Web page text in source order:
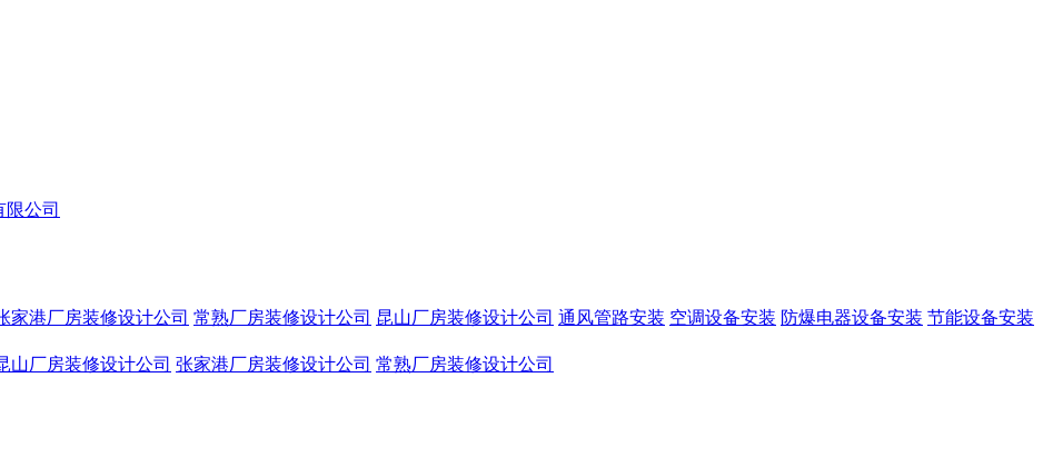
家港厂房装修设计公司 常熟厂房装修设计公司 昆山厂房装修设计公司 通风管路安装 空调设备安装 防爆电器设备安装 节能设备安装
山厂房装修设计公司 张家港厂房装修设计公司 常熟厂房装修设计公司